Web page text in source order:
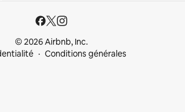
© 2026 Airbnb, Inc.
Conditions générales